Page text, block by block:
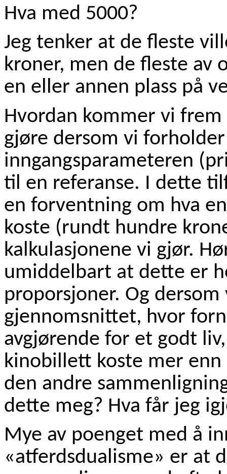
Hva med 5000?
Jeg tenker at de fleste
kroner, men de fleste av
en eller annen plass på
Hvordan kommer vi
gjøre dersom vi forholder
inngangsparameteren
til en referanse. I dette
en forventning om hva
koste (rundt hundre
kalkulasjonene vi gjør.
umiddelbart at dette er
proporsjoner. Og
gjennomsnittet, hvor
avgjørende for et godt
kinobillett koste mer enn
den andre
dette meg? Hva får jeg
Mye av poenget med å
«atferdsdualisme» er at